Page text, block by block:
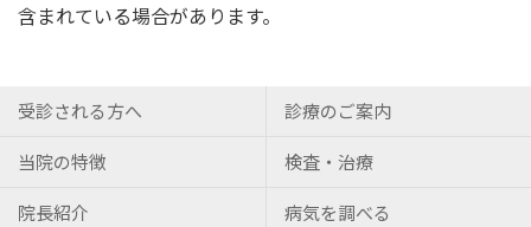
含まれている場合があります。
受診される方へ 診療のご案内
当院の特徴 検査・治療
院長紹介 病気を調べる